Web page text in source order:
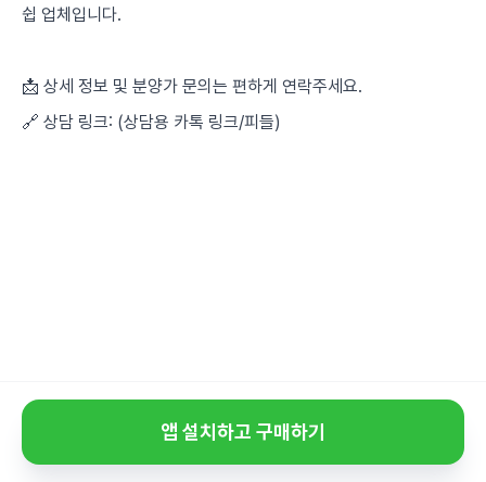
쉽 업체입니다.
📩 상세 정보 및 분양가 문의는 편하게 연락주세요.
🔗 상담 링크: (상담용 카톡 링크/피들)
앱 설치하고 구매하기